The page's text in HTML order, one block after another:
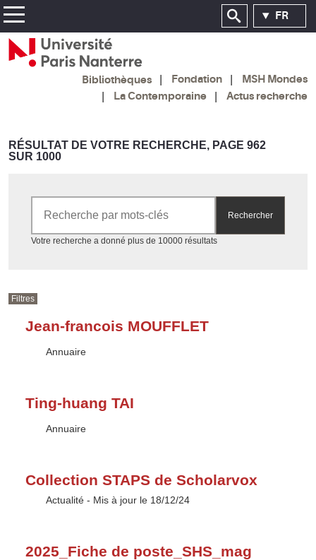
FR
Bibliothèques Fondation
MSH Mondes
La Contemporaine
Actus recherche
RÉSULTAT DE VOTRE RECHERCHE, PAGE 962
SUR 1000
Rechercher
Votre recherche a donné plus de 10000 résultatsAccéder aux résultats
Filtres
Jean-francois MOUFFLET
Type :
Annuaire
Ting-huang TAI
Type :
Annuaire
Collection STAPS de Scholarvox
Type :
Actualité - Mis à jour le 18/12/24
2025_Fiche de poste_SHS_mag